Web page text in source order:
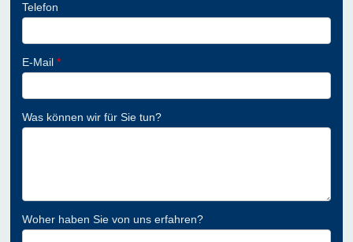
Telefon
E-Mail*
Was können wir für Sie tun?
Woher haben Sie von uns erfahren?